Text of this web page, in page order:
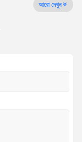
আরো দেখুন